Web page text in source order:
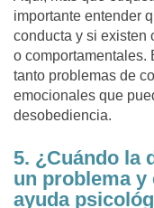
importante entender
conducta y si existen
o comportamentales.
tanto problemas de
emocionales que
desobediencia.
5. ¿Cuándo la
un problema y
ayuda